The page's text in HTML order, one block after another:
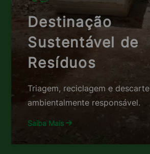
Destinação
Sustentável de
Resíduos
Triagem, reciclagem e descarte
ambientalmente responsável.
Saiba Mais